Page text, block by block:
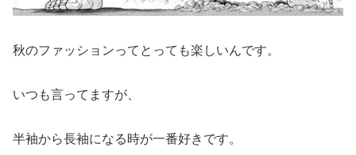
秋のファッションってとっても楽しいんです。
いつも言ってますが、
半袖から長袖になる時が一番好きです。